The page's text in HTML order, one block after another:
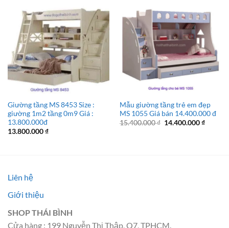
Giường tầng MS 8453 Size :
giường 1m2 tầng 0m9 Giá :
13.800.000đ
13.800.000₫
Mẫu giường tầng trẻ em đẹp
MS 1055 Giá bán 14.400.000 đ
15.400.000₫ Giá
14.400.000₫Giá
Liên hệ
Giới thiệu
SHOP THÁI BÌNH
Cửa hàng : 199 Nguyễn Thị Thập, Q7, TPHCM.